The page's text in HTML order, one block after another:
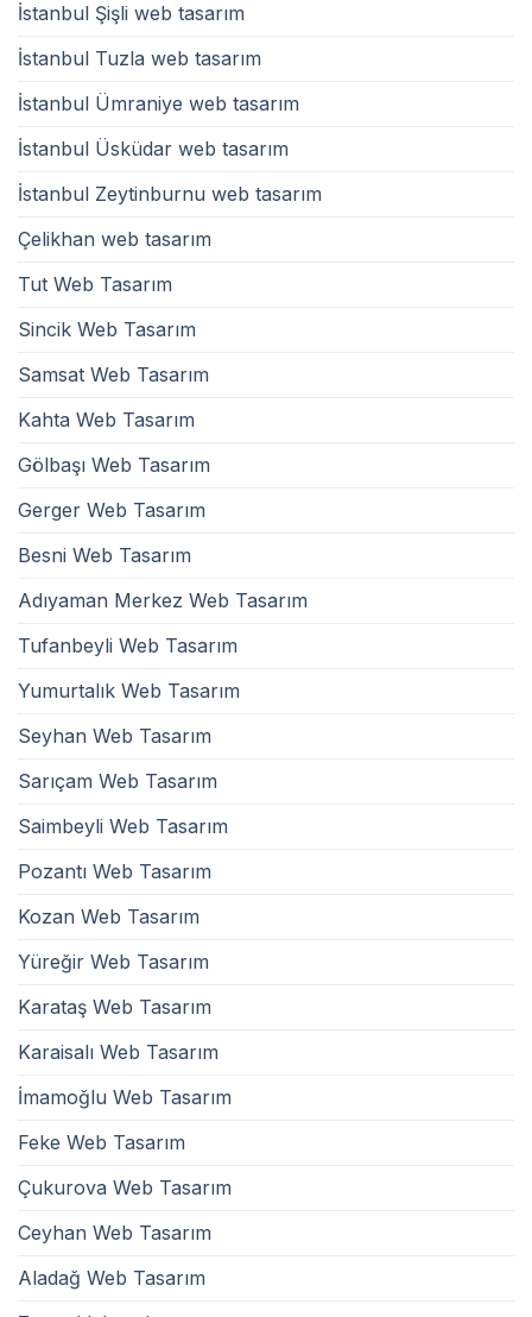
İstanbul Şişli web tasarım
İstanbul Tuzla web tasarım
İstanbul Ümraniye web tasarım
İstanbul Üsküdar web tasarım
İstanbul Zeytinburnu web tasarım
Çelikhan web tasarım
Tut Web Tasarım
Sincik Web Tasarım
Samsat Web Tasarım
Kahta Web Tasarım
Gölbaşı Web Tasarım
Gerger Web Tasarım
Besni Web Tasarım
Adıyaman Merkez Web Tasarım
Tufanbeyli Web Tasarım
Yumurtalık Web Tasarım
Seyhan Web Tasarım
Sarıçam Web Tasarım
Saimbeyli Web Tasarım
Pozantı Web Tasarım
Kozan Web Tasarım
Yüreğir Web Tasarım
Karataş Web Tasarım
Karaisalı Web Tasarım
İmamoğlu Web Tasarım
Feke Web Tasarım
Çukurova Web Tasarım
Ceyhan Web Tasarım
Aladağ Web Tasarım